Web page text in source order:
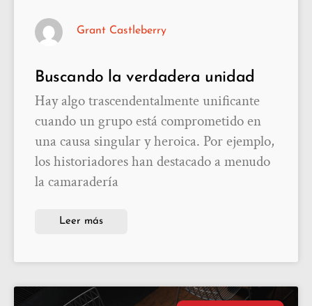
Buscando la verdadera unidad
Hay algo trascendentalmente unificante
cuando un grupo está comprometido en
una causa singular y heroica. Por ejemplo,
los historiadores han destacado a menudo
la camaradería
Leer más
Grant Castleberry